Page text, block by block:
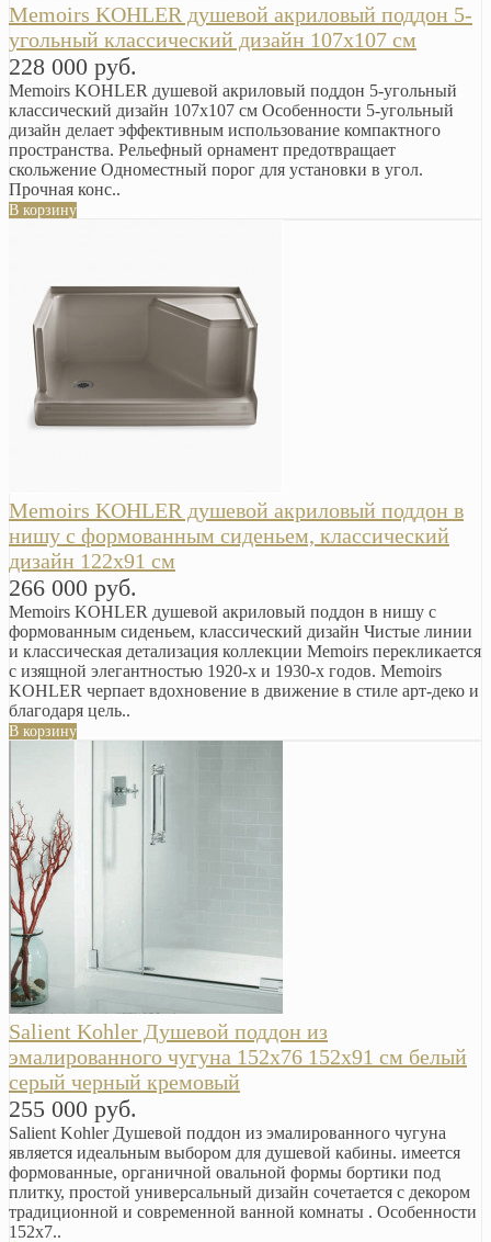
Memoirs KOHLER душевой акриловый поддон 5-
угольный классический дизайн 107х107 см
228 000 руб.
Memoirs KOHLER душевой акриловый поддон 5-угольный
классический дизайн 107х107 см Особенности 5-угольный
дизайн делает эффективным использование компактного
пространства. Рельефный орнамент предотвращает
скольжение Одноместный порог для установки в угол.
Прочная конс..
В корзину
Memoirs KOHLER душевой акриловый поддон в
нишу с формованным сиденьем, классический
дизайн 122х91 см
266 000 руб.
Memoirs KOHLER душевой акриловый поддон в нишу с
формованным сиденьем, классический дизайн Чистые линии
и классическая детализация коллекции Memoirs перекликается
с изящной элегантностью 1920-х и 1930-х годов. Memoirs
KOHLER черпает вдохновение в движение в стиле арт-деко и
благодаря цель..
В корзину
Salient Kohler Душевой поддон из
эмалированного чугуна 152х76 152х91 см белый
серый черный кремовый
255 000 руб.
Salient Kohler Душевой поддон из эмалированного чугуна
является идеальным выбором для душевой кабины. имеется
формованные, органичной овальной формы бортики под
плитку, простой универсальный дизайн сочетается с декором
традиционной и современной ванной комнаты . Особенности
152х7..